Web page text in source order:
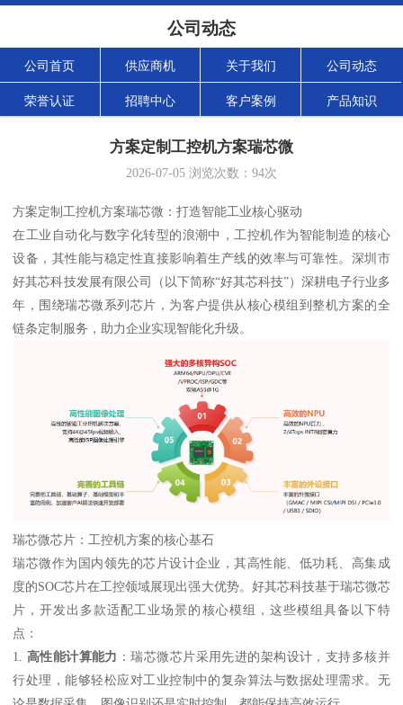
公司动态
公司首页 供应商机 关于我们 公司动态
荣誉认证 招聘中心 客户案例 产品知识
方案定制工控机方案瑞芯微
2026-07-05 浏览次数： 94次
方案定制工控机方案瑞芯微：打造智能工业核心驱动
在工业自动化与数字化转型的浪潮中，工控机作为智能制造的核心
设备，其性能与稳定性直接影响着生产线的效率与可靠性。深圳市
好其芯科技发展有限公司（以下简称“好其芯科技”）深耕电子行业多
年，围绕瑞芯微系列芯片，为客户提供从核心模组到整机方案的全
链条定制服务，助力企业实现智能化升级。
瑞芯微芯片：工控机方案的核心基石
瑞芯微作为国内领先的芯片设计企业，其高性能、低功耗、高集成
度的SOC芯片在工控领域展现出强大优势。好其芯科技基于瑞芯微芯
片，开发出多款适配工业场景的核心模组，这些模组具备以下特
点：
1. 高性能计算能力 ：瑞芯微芯片采用先进的架构设计，支持多核并
行处理，能够轻松应对工业控制中的复杂算法与数据处理需求。无